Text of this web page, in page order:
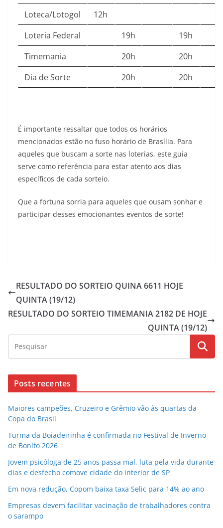
Loteca/Lotogol
12h
Loteria Federal
19h
19h
Timemania
20h
20h
Dia de Sorte
20h 20h
É importante ressaltar que todos os horários
mencionados estão no fuso horário de Brasília. Para
aqueles que buscam a sorte nas loterias, este guia
serve como referência para estar atento aos dias
específicos de cada sorteio.
Que a fortuna sorria para aqueles que ousam sonhar e
participar desses emocionantes eventos de sorte!
RESULTADO DO SORTEIO QUINA 6611 HOJE
QUINTA (19/12)
RESULTADO DO SORTEIO TIMEMANIA 2182 DE HOJE
QUINTA (19/12)
Posts recentes
Maiores campeões, Cruzeiro e Grêmio vão às quartas da
Copa do Brasil
Turma da Boiadeirinha é confirmada no Festival de Inverno
de Bonito 2026
Jovem psicóloga de 25 anos passa mal, luta pela vida durante
dias e desfecho comove cidade do interior de SP
Em nova redução, Copom baixa taxa Selic para 14% ao ano
Empresas devem facilitar vacinação de trabalhadores contra
o sarampo